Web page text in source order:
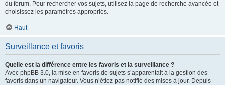
du forum. Pour rechercher vos sujets, utilisez la page de recherche avancée et
choisissez les paramètres appropriés.
Haut
Surveillance et favoris
Quelle est la différence entre les favoris et la surveillance ?
Avec phpBB 3.0, la mise en favoris de sujets s’apparentait à la gestion des
favoris dans un navigateur. Vous n’étiez pas notifié des mises à jour. Depuis